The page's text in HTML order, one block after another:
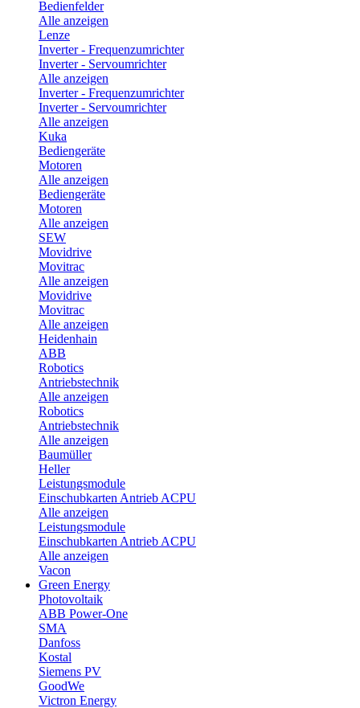
Bedienfelder
Alle anzeigen
Lenze
Inverter - Frequenzumrichter
Inverter - Servoumrichter
Alle anzeigen
Inverter - Frequenzumrichter
Inverter - Servoumrichter
Alle anzeigen
Kuka
Bediengeräte
Motoren
Alle anzeigen
Bediengeräte
Motoren
Alle anzeigen
SEW
Movidrive
Movitrac
Alle anzeigen
Movidrive
Movitrac
Alle anzeigen
Heidenhain
ABB
Robotics
Antriebstechnik
Alle anzeigen
Robotics
Antriebstechnik
Alle anzeigen
Baumüller
Heller
Leistungsmodule
Einschubkarten Antrieb ACPU
Alle anzeigen
Leistungsmodule
Einschubkarten Antrieb ACPU
Alle anzeigen
Vacon
Green Energy
Photovoltaik
ABB Power-One
SMA
Danfoss
Kostal
Siemens PV
GoodWe
Victron Energy